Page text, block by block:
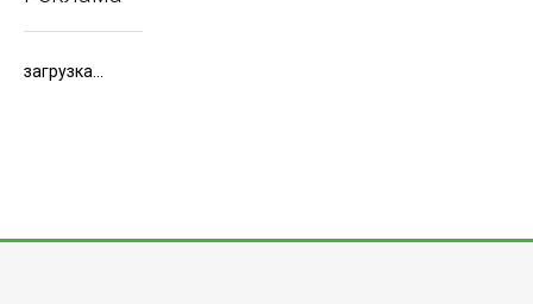
загрузка...